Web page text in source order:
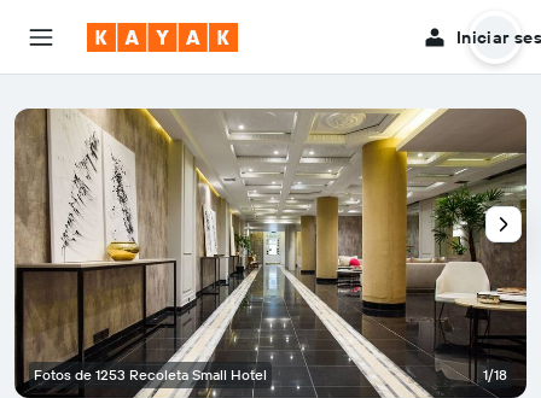
Iniciar
Fotos de 1253 Recoleta Small Hotel 1/18